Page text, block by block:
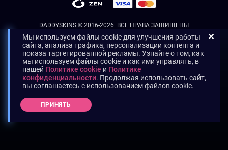
DADDYSKINS © 2016-2026. ВСЕ ПРАВА ЗАЩИЩЕНЫ
Мы используем файлы cookie для улучшения работы
сайта, анализа трафика, персонализации контента и
показа таргетированной рекламы. Узнайте о том, как
мы используем файлы cookie и как ими управлять, в
нашей Политике cookie и Политике
конфиденциальности. Продолжая использовать сайт,
вы соглашаетесь с использованием файлов cookie.
ПРИНЯТЬ